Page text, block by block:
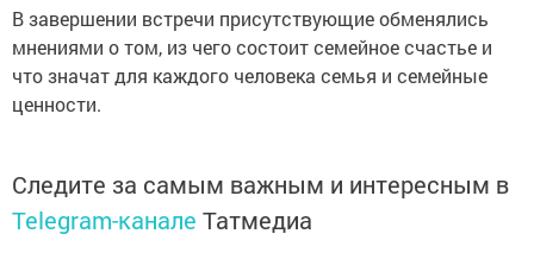
В завершении встречи присутствующие обменялись
мнениями о том, из чего состоит семейное счастье и
что значат для каждого человека семья и семейные
ценности.
Следите за самым важным и интересным в
Telegram-канале Татмедиа